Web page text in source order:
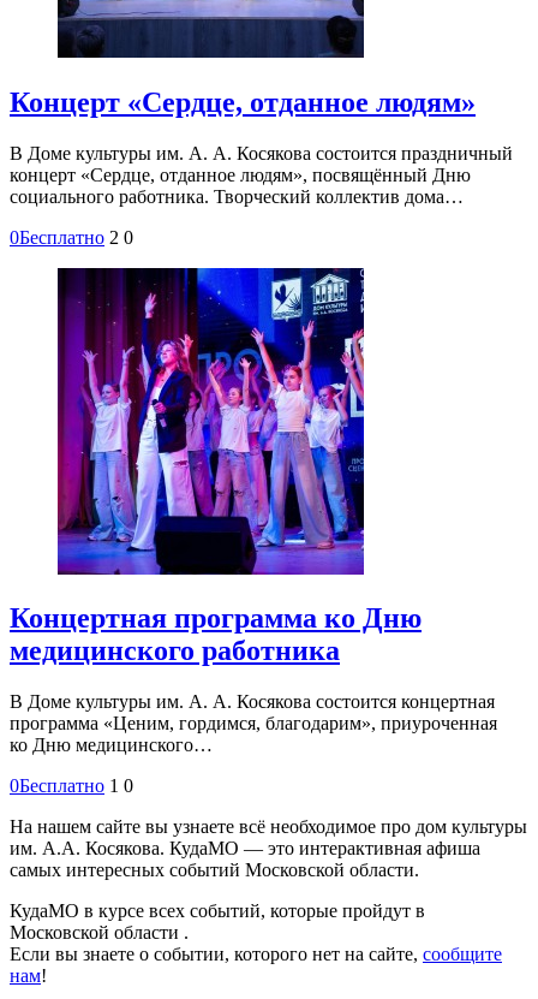
Концерт «Сердце, отданное людям»
В Доме культуры им. А. А. Косякова состоится праздничный
концерт «Сердце, отданное людям», посвящённый Дню
социального работника. Творческий коллектив дома…
0Бесплатно 2 0
Концертная программа ко Дню
медицинского работника
В Доме культуры им. А. А. Косякова состоится концертная
программа «Ценим, гордимся, благодарим», приуроченная
ко Дню медицинского…
0Бесплатно 1 0
На нашем сайте вы узнаете всё необходимое про дом культуры
им. А.А. Косякова. КудаМО — это интерактивная афиша
самых интересных событий Московской области.
КудаМО в курсе всех событий, которые пройдут в
Московской области .
Если вы знаете о событии, которого нет на сайте, сообщите
нам!